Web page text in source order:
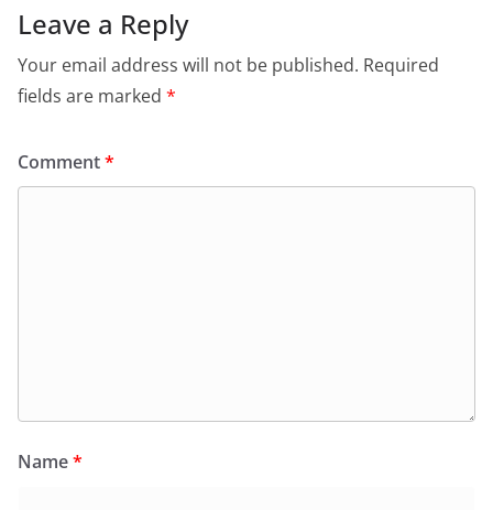
Leave a Reply
Your email address will not be published. Required
fields are marked *
Comment*
Name*